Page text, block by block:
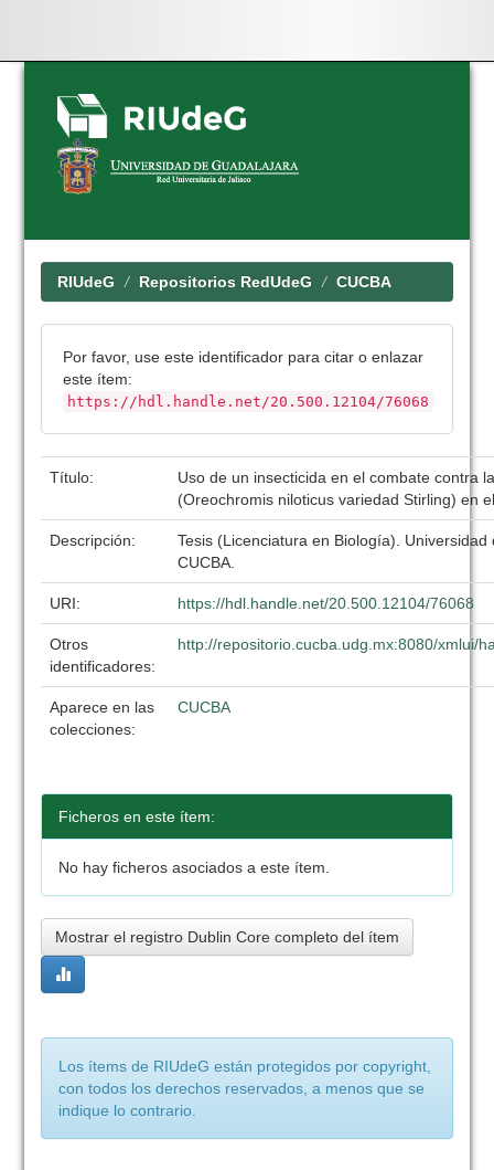
Skip
navigation
RIUdeG Repositorios RedUdeG CUCBA
Por favor, use este identificador para citar o enlazar
este ítem:
https://hdl.handle.net/20.500.12104/76068
Título:
Uso de un insecticida en el combate contra
(Oreochromis niloticus variedad Stirling) en
Descripción:
Tesis (Licenciatura en Biología). Universidad
CUCBA.
URI: https://hdl.handle.net/20.500.12104/76068
Otros
identificadores:
http://repositorio.cucba.udg.mx:8080/xmlui/
Aparece en las
colecciones:
CUCBA
Ficheros en este ítem:
No hay ficheros asociados a este ítem.
Mostrar el registro Dublin Core completo del ítem
Los ítems de RIUdeG están protegidos por copyright,
con todos los derechos reservados, a menos que se
indique lo contrario.